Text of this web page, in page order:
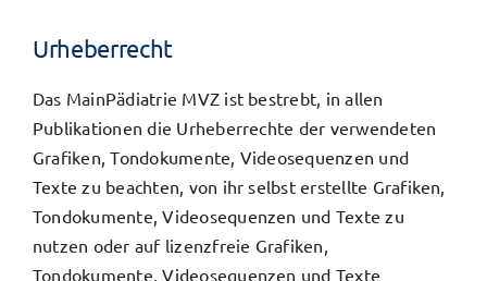
Urheberrecht
Das MainPädiatrie MVZ ist bestrebt, in allen
Publikationen die Urheberrechte der verwendeten
Grafiken, Tondokumente, Videosequenzen und
Texte zu beachten, von ihr selbst erstellte Grafiken,
Tondokumente, Videosequenzen und Texte zu
nutzen oder auf lizenzfreie Grafiken,
Tondokumente, Videosequenzen und Texte